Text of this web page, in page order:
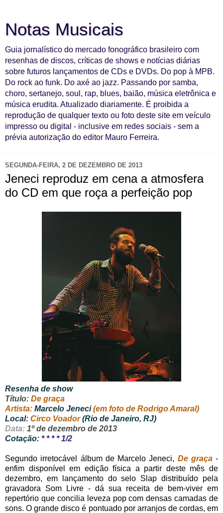
Notas Musicais
Guia jornalístico do mercado fonográfico brasileiro com
resenhas de discos, críticas de shows e notícias diárias
sobre futuros lançamentos de CDs e DVDs. Do pop à MPB.
Do rock ao funk. Do axé ao jazz. Passando por samba,
choro, sertanejo, soul, rap, blues, baião, música eletrônica e
música erudita. Atualizado diariamente. É proibida a
reprodução de qualquer texto ou foto deste site em veículo
impresso ou digital - inclusive em redes sociais - sem a
prévia autorização do editor Mauro Ferreira.
SEGUNDA-FEIRA, 2 DE DEZEMBRO DE 2013
Jeneci reproduz em cena a atmosfera
do CD em que roça a perfeição pop
Resenha de show
Título: De graça
Artista: Marcelo Jeneci(em foto de Rodrigo Amaral)
Local: Circo Voador(Rio de Janeiro, RJ)
Data: 1º de dezembro de 2013
Cotação: * * * * 1/2
Segundo irretocável álbum de Marcelo Jeneci, De graça-
enfim disponível em edição física a partir deste mês de
dezembro, em lançamento do selo Slap distribuído pela
gravadora Som Livre - dá sua receita de bem-viver em
repertório que concilia leveza pop com densas camadas de
sons. O grande disco é pontuado por arranjos de cordas, em